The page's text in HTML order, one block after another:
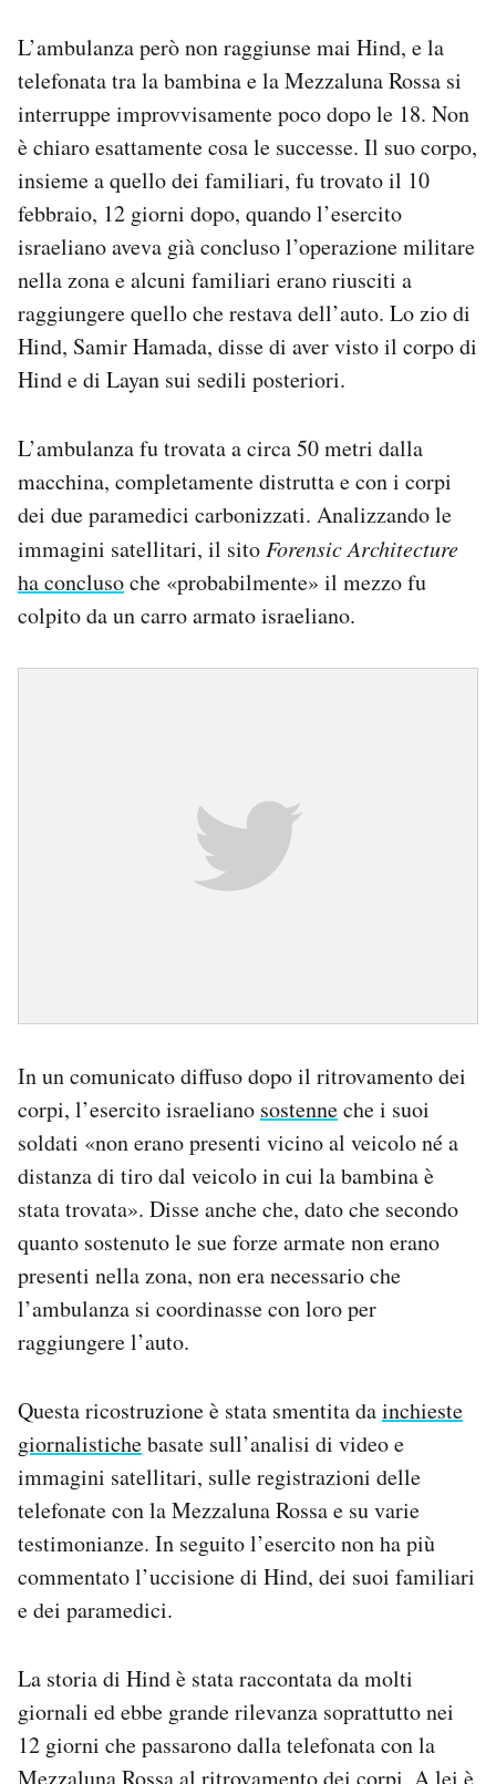
L’ambulanza però non raggiunse mai Hind, e la
telefonata tra la bambina e la Mezzaluna Rossa si
interruppe improvvisamente poco dopo le 18. Non
è chiaro esattamente cosa le successe. Il suo corpo,
insieme a quello dei familiari, fu trovato il 10
febbraio, 12 giorni dopo, quando l’esercito
israeliano aveva già concluso l’operazione militare
nella zona e alcuni familiari erano riusciti a
raggiungere quello che restava dell’auto. Lo zio di
Hind, Samir Hamada, disse di aver visto il corpo di
Hind e di Layan sui sedili posteriori.
L’ambulanza fu trovata a circa 50 metri dalla
macchina, completamente distrutta e con i corpi
dei due paramedici carbonizzati. Analizzando le
immagini satellitari, il sito Forensic Architecture
ha conclusoche «probabilmente» il mezzo fu
colpito da un carro armato israeliano.
In un comunicato diffuso dopo il ritrovamento dei
corpi, l’esercito israeliano sostenneche i suoi
soldati «non erano presenti vicino al veicolo né a
distanza di tiro dal veicolo in cui la bambina è
stata trovata». Disse anche che, dato che secondo
quanto sostenuto le sue forze armate non erano
presenti nella zona, non era necessario che
l’ambulanza si coordinasse con loro per
raggiungere l’auto.
Questa ricostruzione è stata smentita dainchieste
giornalistichebasate sull’analisi di video e
immagini satellitari, sulle registrazioni delle
telefonate con la Mezzaluna Rossa e su varie
testimonianze. In seguito l’esercito non ha più
commentato l’uccisione di Hind, dei suoi familiari
e dei paramedici.
La storia di Hind è stata raccontata da molti
giornali ed ebbe grande rilevanza soprattutto nei
12 giorni che passarono dalla telefonata con la